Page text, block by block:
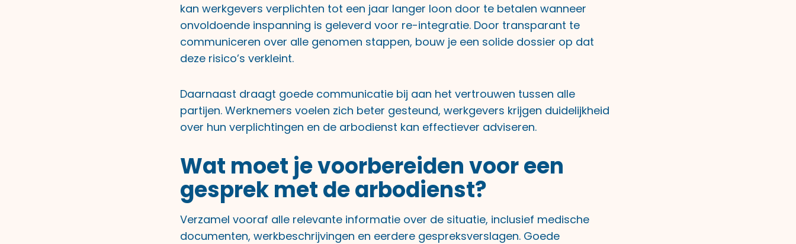
kan werkgevers verplichten tot een jaar langer loon door te betalen wanneer
onvoldoende inspanning is geleverd voor re-integratie. Door transparant te
communiceren over alle genomen stappen, bouw je een solide dossier op dat
deze risico’s verkleint.
Daarnaast draagt goede communicatie bij aan het vertrouwen tussen alle
partijen. Werknemers voelen zich beter gesteund, werkgevers krijgen duidelijkheid
over hun verplichtingen en de arbodienst kan effectiever adviseren.
Wat moet je voorbereiden voor een
gesprek met de arbodienst?
Verzamel vooraf alle relevante informatie over de situatie, inclusief medische
documenten, werkbeschrijvingen en eerdere gespreksverslagen. Goede